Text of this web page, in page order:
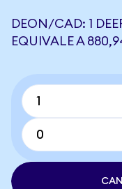
DEON/CAD: 1
EQUIVALE A